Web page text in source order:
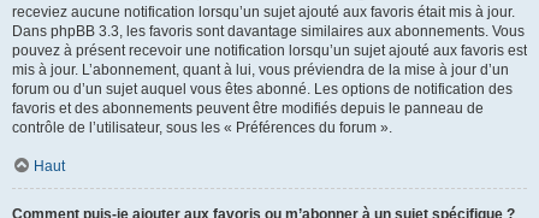
receviez aucune notification lorsqu’un sujet ajouté aux favoris était mis à jour.
Dans phpBB 3.3, les favoris sont davantage similaires aux abonnements. Vous
pouvez à présent recevoir une notification lorsqu’un sujet ajouté aux favoris est
mis à jour. L’abonnement, quant à lui, vous préviendra de la mise à jour d’un
forum ou d’un sujet auquel vous êtes abonné. Les options de notification des
favoris et des abonnements peuvent être modifiés depuis le panneau de
contrôle de l’utilisateur, sous les « Préférences du forum ».
Haut
Comment puis-je ajouter aux favoris ou m’abonner à un sujet spécifique ?